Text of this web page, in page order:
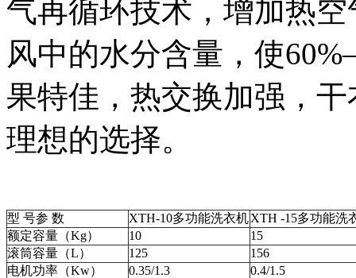
气再循环技术，增加热
风中的水分含量，使
果特佳，热交换加强，
理想的选择。
型 号参 数 XTH-10多功能洗衣机XTH -15多功能洗
额定容量（Kg）
10
15
滚筒容量（L）
125
156
电机功率（Kw）
0.35/1.3
0.4/1.5